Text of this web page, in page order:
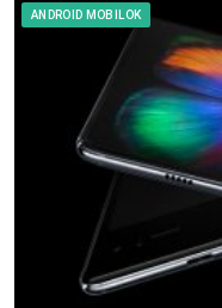
ANDROID MOBILOK